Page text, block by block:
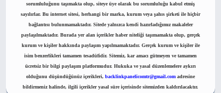
sorumluluğunu taşımakta olup, siteye üye olarak bu sorumluluğu kabul etmiş
sayılırlar. Bu internet sitesi, herhangi bir marka, kurum veya şahıs şirketi ile hiçbir
bağlantısı bulunmamaktadır. Sitede yalnızca kendi hazırladığımız makaleler
paylaşılmaktadır. Burada yer alan içerikler haber niteliği taşımamakta olup, gerçek
kurum ve kişiler hakkında paylaşım yapılmamaktadır. Gerçek kurum ve kişiler ile
isim benzerlikleri tamamen tesadüfidir. Sitemiz, kar amacı gütmeyen ve tamamen
ücretsiz bir bilgi paylaşım platformudur. Hukuka ve yasal düzenlemelere aykırı
olduğunu düşündüğünüz içerikleri, backlinkpanelicomtr@gmail.com adresine
bildirmeniz halinde, ilgili içerikler yasal süre içerisinde sitemizden kaldırılacaktır.